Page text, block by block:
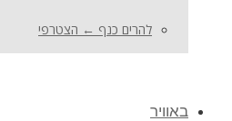
להרים כנף ← הצטרפי
באוויר